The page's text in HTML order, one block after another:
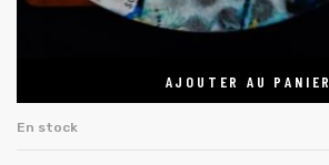
AJOUTER AU PANIER
En stock